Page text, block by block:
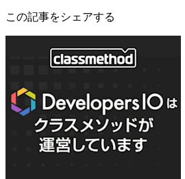
この記事をシェアする